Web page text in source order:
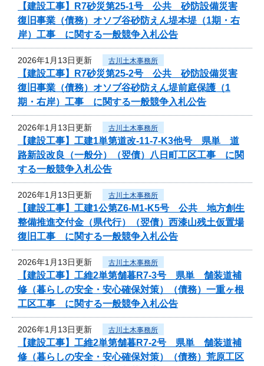
【建設工事】R7砂災第25-1号 公共 砂防設備災害
復旧事業（債務）オソブ谷砂防えん堤本堤（1期・右
岸）工事 に関する一般競争入札公告
2026年1月13日更新 古川土木事務所
【建設工事】R7砂災第25-2号 公共 砂防設備災害
復旧事業（債務）オソブ谷砂防えん堤前庭保護（1
期・右岸）工事 に関する一般競争入札公告
2026年1月13日更新 古川土木事務所
【建設工事】工建1単第道改-11-7-K3他号 県単 道
路新設改良（一般分）（翌債）八日町工区工事 に関
する一般競争入札公告
2026年1月13日更新 古川土木事務所
【建設工事】工建1公第Z6-M1-K5号 公共 地方創生
整備推進交付金（県代行）（翌債）西漆山残土仮置場
復旧工事 に関する一般競争入札公告
2026年1月13日更新 古川土木事務所
【建設工事】工維2単第舗暮R7-3号 県単 舗装道補
修（暮らしの安全・安心確保対策）（債務）一重ヶ根
工区工事 に関する一般競争入札公告
2026年1月13日更新 古川土木事務所
【建設工事】工維2単第舗暮R7-2号 県単 舗装道補
修（暮らしの安全・安心確保対策）（債務）荒原工区